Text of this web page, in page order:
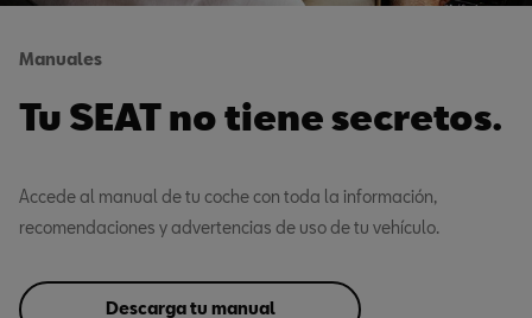
Manuales
Tu SEAT no tiene secretos.
Accede al manual de tu coche con toda la información,
recomendaciones y advertencias de uso de tu vehículo.
Descarga tu manual